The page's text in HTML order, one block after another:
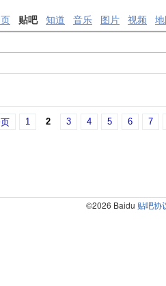
贴吧 知道 音乐 图片 视频
1 2 3 4 5 6 7
©2026 Baidu 贴吧协